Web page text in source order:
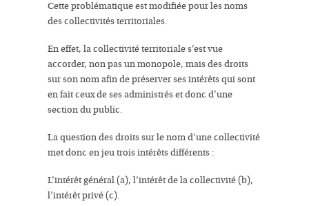
Cette problématique est modifiée pour les noms
des collectivités territoriales.
En effet, lacollectivité territoriales’est vue
accorder, non pas un monopole, mais des droits
sur son nom afin de préserver ses intérêts qui sont
en fait ceux de ses administrés et donc d’une
section du public.
La question des droits sur le nom d’une collectivité
met donc en jeu trois intérêts différents :
L’intérêt général(a), l’intérêt de la collectivité(b),
l’intérêt privé(c).